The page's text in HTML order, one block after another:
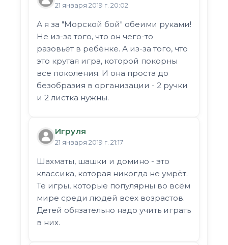
21 января 2019 г. 20:02
А я за "Морской бой" обеими руками!
Не из-за того, что он чего-то
разовьёт в ребёнке. А из-за того, что
это крутая игра, которой покорны
все поколения. И она проста до
безобразия в организации - 2 ручки
и 2 листка нужны.
Игруля
21 января 2019 г. 21:17
Шахматы, шашки и домино - это
классика, которая никогда не умрёт.
Те игры, которые популярны во всём
мире среди людей всех возрастов.
Детей обязательно надо учить играть
в них.